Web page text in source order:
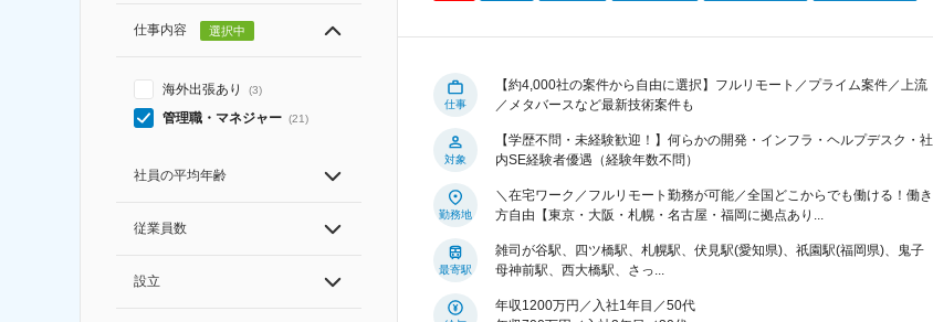
仕事内容 選択中
海外出張あり (3)
管理職・マネジャー (21)
社員の平均年齢
従業員数
設立
仕事
【約4,000社の案件から自由に選択】フルリモート／プライム案件／上流
／メタバースなど最新技術案件も
対象
【学歴不問・未経験歓迎！】何らかの開発・インフラ・ヘルプデスク・社
内SE経験者優遇（経験年数不問）
勤務地
＼在宅ワーク／フルリモート勤務が可能／全国どこからでも働ける！働き
方自由【東京・大阪・札幌・名古屋・福岡に拠点あり...
最寄駅
雑司が谷駅、四ツ橋駅、札幌駅、伏見駅(愛知県)、祇園駅(福岡県)、鬼子
母神前駅、西大橋駅、さっ...
年収1200万円／入社1年目／50代